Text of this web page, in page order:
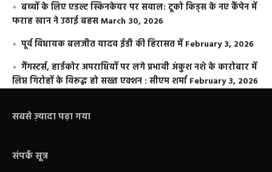
बच्चों के लिए एडल्ट स्किनकेयर पर सवाल: टूको किड्स के नए कैंपेन में
फराह खान ने उठाई बहसMarch 30, 2026
पूर्व विधायक बलजीत यादव ईडी की हिरासत में February 3, 2026
गैंगस्टर्स, हार्डकोर अपराधियों पर लगे प्रभावी अंकुश नशे के कारोबार में
लिप्त गिरोहों के विरूद्ध हो सख्त एक्शन : सीएम शर्मा February 3, 2026
सबसे ज़्यादा पढ़ा गया
संपर्क सूत्र